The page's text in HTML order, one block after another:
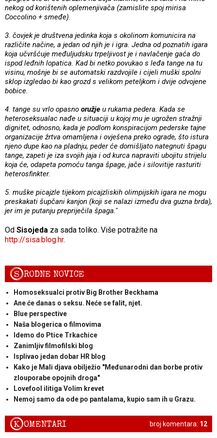
nekog od korištenih oplemenjivača (zamislite spoj mirisa
Coccolino + smeđe).
3. čovjek je društvena jedinka koja s okolinom komunicira na
različite načine, a jedan od njih je i igra. Jedna od poznatih igara
koja učvršćuje međuljudsku trpeljivost je i navlačenje gaća do
ispod leđnih lopatica. Kad bi netko povukao s leđa tange na tu
visinu, mošnje bi se automatski razdvojile i cijeli muški spolni
sklop izgledao bi kao grozd s velikom peteljkom i dvije odvojene
bobice.
4. tange su vrlo opasno oružje u rukama pedera. Kada se
heteroseksualac nađe u situaciji u kojoj mu je ugrožen stražnji
dignitet, odnosno, kada je podlom konspiracijom pederske tajne
organizacije žrtva omamljena i ovješena preko ograde, što istura
njeno dupe kao na pladnju, peder će domišljato nategnuti špagu
tange, zapeti je iza svojih jaja i od kurca napraviti ubojitu strijelu
koja će, odapeta pomoću tanga špage, jače i silovitije rasturiti
heterosfinkter.
5. muške picajzle tijekom picajzliskih olimpijskih igara ne mogu
preskakati šupčani kanjon (koji se nalazi između dva guzna brda),
jer im je putanju prepriječila špaga."
Od Sisojeda za sada toliko. Više potražite na
http://sisa.blog.hr.
SRODNE NOVICE
Homoseksualci protiv Big Brother Beckhama
Ane će danas o seksu. Neće se falit, njet.
Blue perspective
Naša blogerica o filmovima
Idemo do Ptice Trkachice
Zanimljiv filmofilski blog
Isplivao jedan dobar HR blog
Kako je Mali djava obilježio "Međunarodni dan borbe protiv
zlouporabe opojnih droga"
Lovefool ilitiga Volim krevet
Nemoj samo da ode po pantalama, kupio sam ih u Grazu.
broj komentara: 12
KOMENTARI